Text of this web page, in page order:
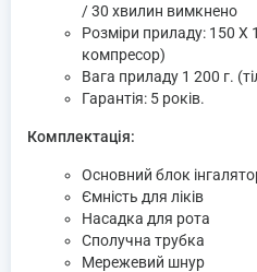
/ 30 хвилин вимкнено
Розміри приладу: 150 X
компресор)
Вага приладу 1 200 г.
Гарантія: 5 років.
Комплектація:
Основний блок
Ємність для ліків
Насадка для рота
Сполучна трубка
Мережевий шнур